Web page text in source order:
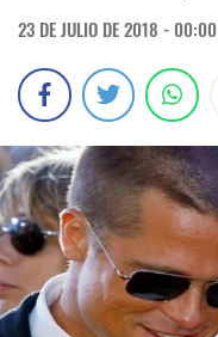
23 DE JULIO DE 2018 - 00:00